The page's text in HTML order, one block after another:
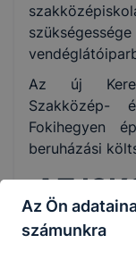
Az új
Szakközép-
Fokihegyen
beruházási
AZ
Az Ön
számunkra